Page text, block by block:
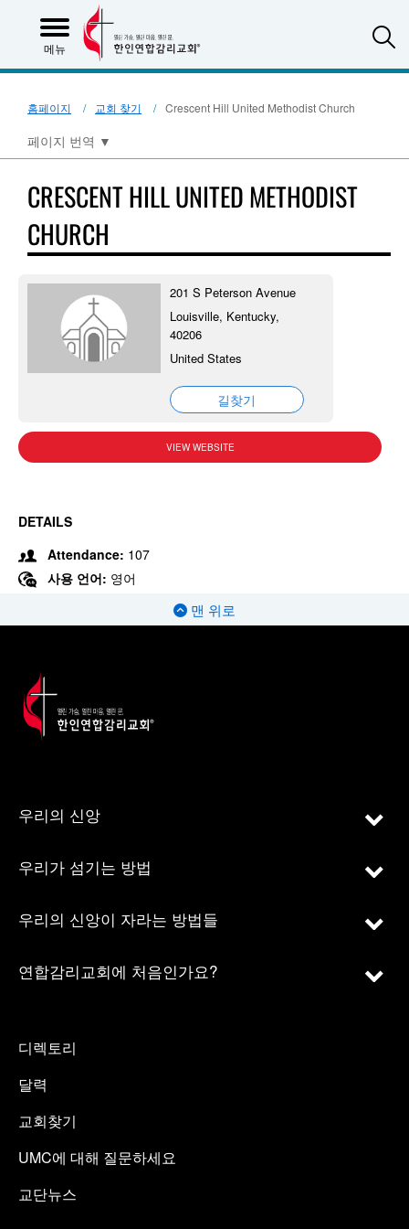
메뉴
홈페이지 교회 찾기 Crescent Hill United Methodist Church
페이지 번역 ▼
CRESCENT HILL UNITED METHODIST
CHURCH
201 S Peterson Avenue
Louisville, Kentucky,
40206
United States
길찾기
VIEW WEBSITE
DETAILS
Attendance: 107
사용 언어: 영어
맨 위로
우리의 신앙
우리가 섬기는 방법
우리의 신앙이 자라는 방법들
연합감리교회에 처음인가요?
디렉토리
달력
교회찾기
UMC에 대해 질문하세요
교단뉴스